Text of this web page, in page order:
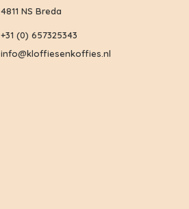
4811 NS Breda
+31 (0) 657325343
info@kloffiesenkoffies.nl